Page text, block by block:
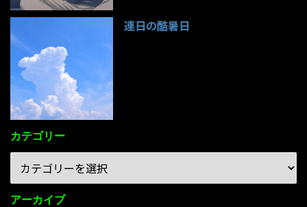
連日の酷暑日
カテゴリー
アーカイブ